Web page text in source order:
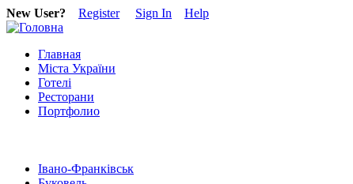
New User? Register Sign In Help
Главная
Міста України
Готелі
Ресторани
Портфолио
Івано-Франківськ